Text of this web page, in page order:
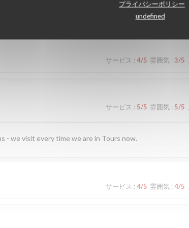
プライバシーポリシー
undefined
サービス : 4/5 雰囲気 : 3/5
サービス : 5/5 雰囲気 : 5/5
- we visit every time we are in Tours now.
サービス : 4/5 雰囲気 : 4/5